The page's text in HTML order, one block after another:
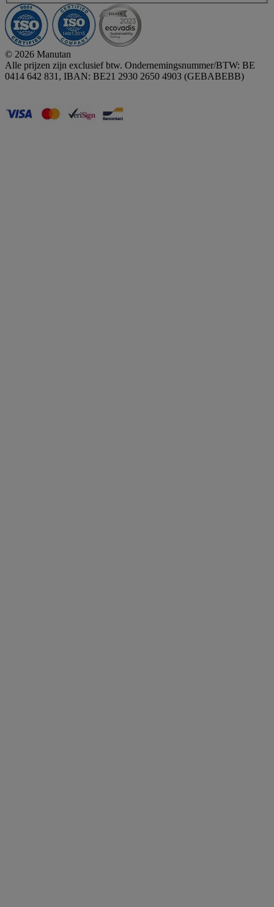
© 2026 Manutan
Alle prijzen zijn exclusief btw. Ondernemingsnummer/BTW: BE
0414 642 831, IBAN: BE21 2930 2650 4903 (GEBABEBB)